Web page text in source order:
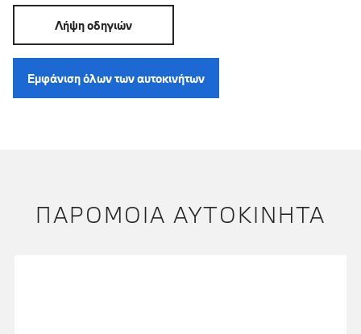
Λήψη οδηγιών
Εμφάνιση όλων των αυτοκινήτων
ΠΑΡΌΜΟΙΑ ΑΥΤΟΚΊΝΗΤΑ